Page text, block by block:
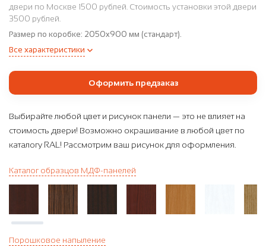
двери по Москве 1500 рублей. Стоимость установки этой двери
3500 рублей.
Размер по коробке: 2050x900 мм (стандарт).
Все характеристики
Оформить предзаказ
Выбирайте любой цвет и рисунок панели — это не влияет на
стоимость двери! Возможно окрашивание в любой цвет по
каталогу RAL! Рассмотрим ваш рисунок для оформления.
Каталог образцов МДФ-панелей
Порошковое напыление